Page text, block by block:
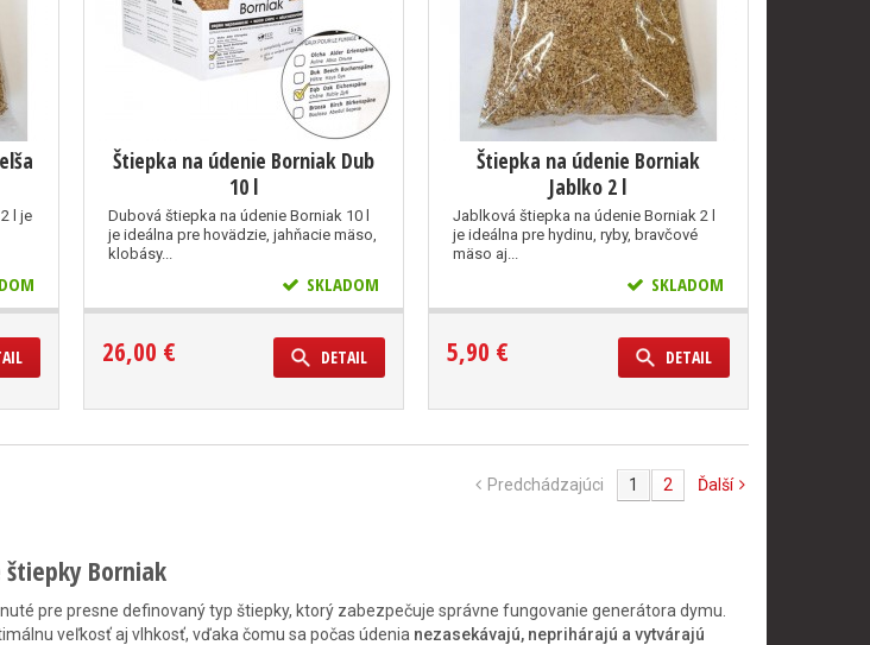
l je
Štiepka na údenie Borniak Dub
10 l
Dubová štiepka na údenie Borniak 10 l
je ideálna pre hovädzie, jahňacie mäso,
klobásy...
SKLADOM
26,00 € DETAIL
Štiepka na údenie Borniak
Jablko 2 l
Jablková štiepka na údenie Borniak 2 l
je ideálna pre hydinu, ryby, bravčové
mäso aj...
SKLADOM
5,90 € DETAIL
Predchádzajúci 1 2 Ďalší
Borniak
pre presne definovaný typ štiepky, ktorý zabezpečuje správne fungovanie generátora dymu.
veľkosť aj vlhkosť, vďaka čomu sa počas údenia nezasekávajú, neprihárajú a vytvárajú